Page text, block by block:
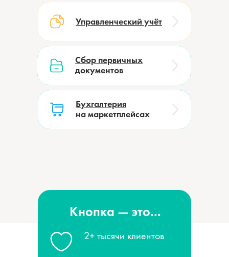
Бухгалтерия
на маркетплейсах
Бухгалтерия
на маркетплейсах
Сбор первичных
документов
Сбор первичных
документов
Управленческий учёт
Управленческий учёт
Кнопка — это...
2+ тысячи клиентов